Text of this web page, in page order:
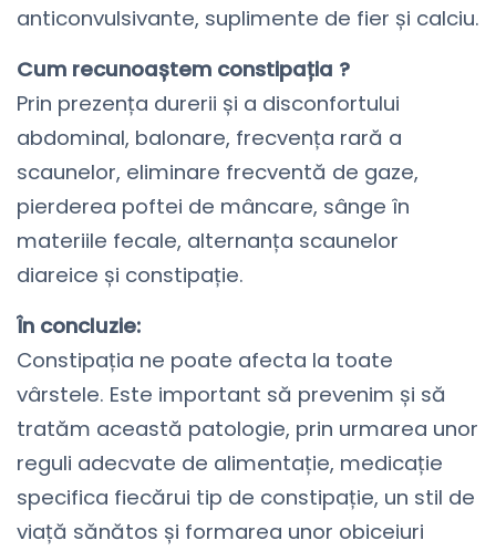
anticonvulsivante, suplimente de fier și calciu.
Cum recunoaștem constipația ?
Prin prezența durerii și a disconfortului
abdominal, balonare, frecvența rară a
scaunelor, eliminare frecventă de gaze,
pierderea poftei de mâncare, sânge în
materiile fecale, alternanța scaunelor
diareice și constipație.
În concluzie:
Constipația ne poate afecta la toate
vârstele. Este important să prevenim și să
tratăm această patologie, prin urmarea unor
reguli adecvate de alimentație, medicație
specifica fiecărui tip de constipație, un stil de
viață sănătos și formarea unor obiceiuri